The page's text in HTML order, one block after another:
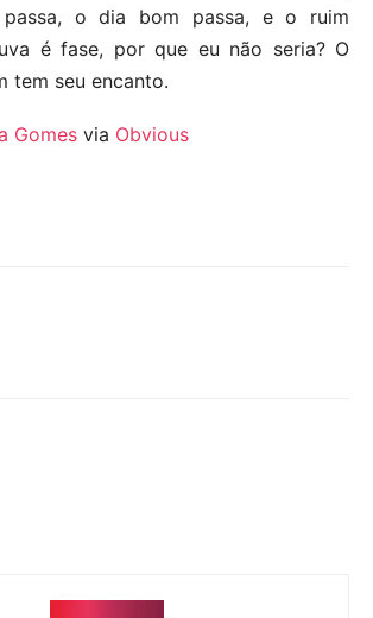
o dia bom passa, e o ruim
é fase, por que eu não seria? O
tem seu encanto.
Gomes via Obvious